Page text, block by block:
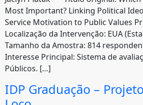
Most Important? Linking Political
Service Motivation to Public Values
Localização da Intervenção: EUA
Tamanho da Amostra: 814
Interesse Principal: Sistema de
Públicos. […]
IDP Graduação –